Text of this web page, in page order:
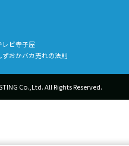
レビ寺子屋
ずおかバカ売れの法則
Co.,Ltd.All Rights Reserved.